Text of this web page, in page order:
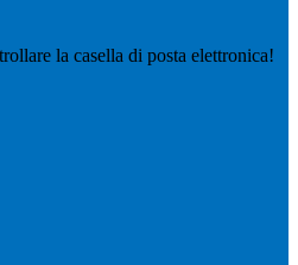
la casella di posta elettronica!